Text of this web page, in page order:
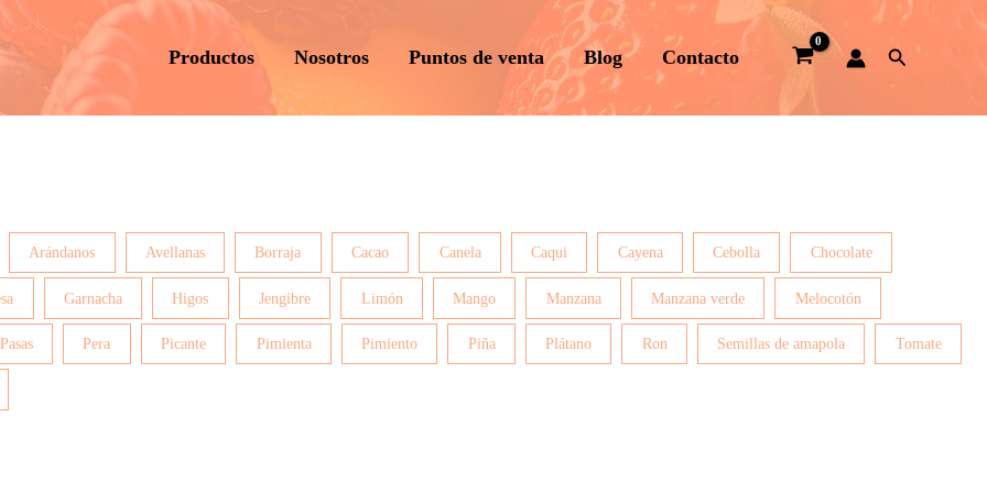
Productos Nosotros Puntos de venta Blog Contacto Buscar
Arándanos Avellanas Borraja Cacao Canela Caqui Cayena Cebolla Chocolate
Garnacha Higos Jengibre Limón Mango Manzana Manzana verde Melocotón
Pasas Pera Picante Pimienta Pimiento Piña Plátano Ron Semillas de amapola Tomate